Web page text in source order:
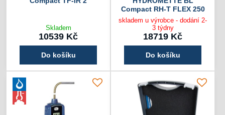
Skladem
10539 Kč
Do košíku
Compact RH-T FLEX 250
skladem u výrobce - dodání 2-
3 týdny
18719 Kč
Do košíku